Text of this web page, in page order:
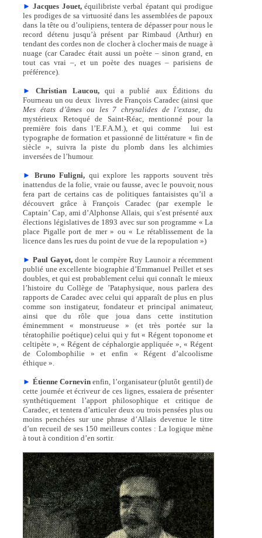
► Jacques Jouet,équilibriste verbal épatant qui prodigue
les prodiges de sa virtuosité dans les assemblées de papoux
dans la tête ou d’oulipiens, tentera de dépasser pour nous le
record détenu jusqu’à présent par Rimbaud (Arthur) en
tendant des cordes non de clocher à clocher mais de nuage à
nuage (car Caradec était aussi un poète – sinon grand, en
tout cas vrai –, et un poète des nuages – parisiens de
préférence).
► Christian Laucou,qui a publié aux Éditions du
Fourneau un ou deux livres de François Caradec (ainsi que
Mes états d’âmes ou les 7 chrysalides de l’extase,
du
mystérieux Retoqué de Saint-Réac, mentionné pour la
première fois dans l’E.F.A.M.), et qui comme lui est
typographe de formation et passionné de littérature « fin de
siècle », suivra la piste du plomb dans les alchimies
inversées de l’humour.
► Bruno Fuligni, qui explore les rapports souvent très
inattendus de la folie, vraie ou fausse, avec le pouvoir, nous
fera part de certains cas de politiques fantaisistes qu’il a
découvert grâce à François Caradec (par exemple le
Captain’ Cap, ami d’Alphonse Allais, qui s’est présenté aux
élections législatives de 1893 avec sur son programme « La
place Pigalle port de mer » ou « Le rétablissement de la
licence dans les rues du point de vue de la repopulation »)
► Paul Gayot, dont le compère Ruy Launoir a récemment
publié une excellente biographie d’Emmanuel Peillet et ses
doubles, et qui est probablement celui qui connaît le mieux
l’histoire du Collège de ’Pataphysique, nous parlera des
rapports de Caradec avec celui qui apparaît de plus en plus
comme son instigateur, fondateur et principal animateur,
ainsi que du rôle que joua dans cette institution
éminemment « monstrueuse » (et très portée sur la
tératophilie poétique) celui qui y fut « Régent toponome et
celtipète », « Régent de céphalorgie appliquée », « Régent
de Colombophilie » et enfin « Régent d’alcoolisme
éthique ».
► Étienne Cornevinenfin, l’organisateur (plutôt gentil) de
cette journée et écriveur de ces lignes, essaiera de présenter
synthétiquement l’apport philosophique et critique de
Caradec, et tentera d’articuler deux ou trois pensées plus ou
moins penchées sur une phrase d’Allais devenue le titre
d’un recueil de ses 150 meilleurs contes : La logique mène
à tout à condition d’en sortir.